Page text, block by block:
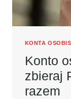
KONTA
Konto
zbieraj
razem